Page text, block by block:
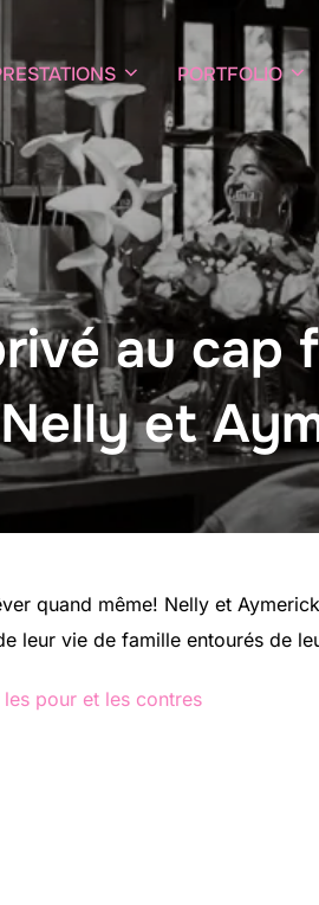
PORTFOLIO
au cap
et
quand même! Nelly et
leur vie de famille entourés de
pour et les contres